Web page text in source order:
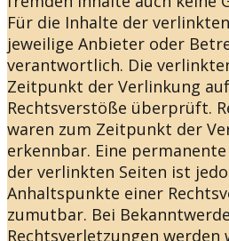
Für die Inhalte der
jeweilige Anbieter oder
verantwortlich. Die
Zeitpunkt der Verlinkung
Rechtsverstöße überprüft.
waren zum Zeitpunkt der
erkennbar. Eine
der verlinkten Seiten ist
Anhaltspunkte einer
zumutbar. Bei
Rechtsverletzungen